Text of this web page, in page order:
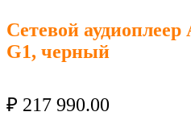
Сетевой
G1, черный
₽ 217 990.00